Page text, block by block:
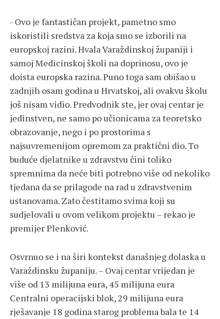
- Ovo je fantastičan projekt, pametno smo
iskoristili sredstva za koja smo se izborili na
europskoj razini. Hvala Varaždinskoj županiji i
samoj Medicinskoj školi na doprinosu, ovo je
doista europska razina. Puno toga sam obišao u
zadnjih osam godina u Hrvatskoj, ali ovakvu školu
još nisam vidio. Predvodnik ste, jer ovaj centar je
jedinstven, ne samo po učionicama za teoretsko
obrazovanje, nego i po prostorima s
najsuvremenijom opremom za praktični dio. To
buduće djelatnike u zdravstvu čini toliko
spremnima da neće biti potrebno više od nekoliko
tjedana da se prilagode na rad u zdravstvenim
ustanovama. Zato čestitamo svima koji su
sudjelovali u ovom velikom projektu – rekao je
premijer Plenković.
Osvrnuo se i na širi kontekst današnjeg dolaska u
Varaždinsku županiju. – Ovaj centar vrijedan je
više od 13 milijuna eura, 45 milijuna eura
Centralni operacijski blok, 29 milijuna eura
rješavanje 18 godina starog problema bala te 14